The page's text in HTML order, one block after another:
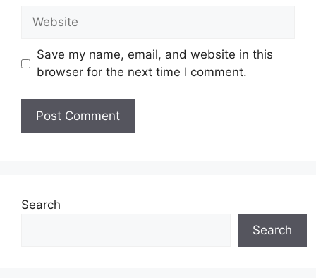
Website
Save my name, email, and website in this
browser for the next time I comment.
Search
Search